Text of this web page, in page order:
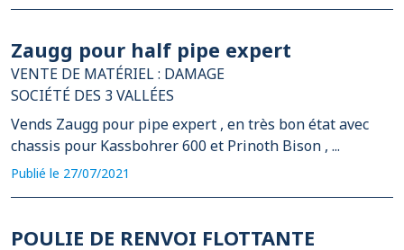
Zaugg pour half pipe expert
VENTE DE MATÉRIEL : DAMAGE
SOCIÉTÉ DES 3 VALLÉES
Vends Zaugg pour pipe expert , en très bon état avec
chassis pour Kassbohrer 600 et Prinoth Bison , ...
Publié le 27/07/2021
POULIE DE RENVOI FLOTTANTE